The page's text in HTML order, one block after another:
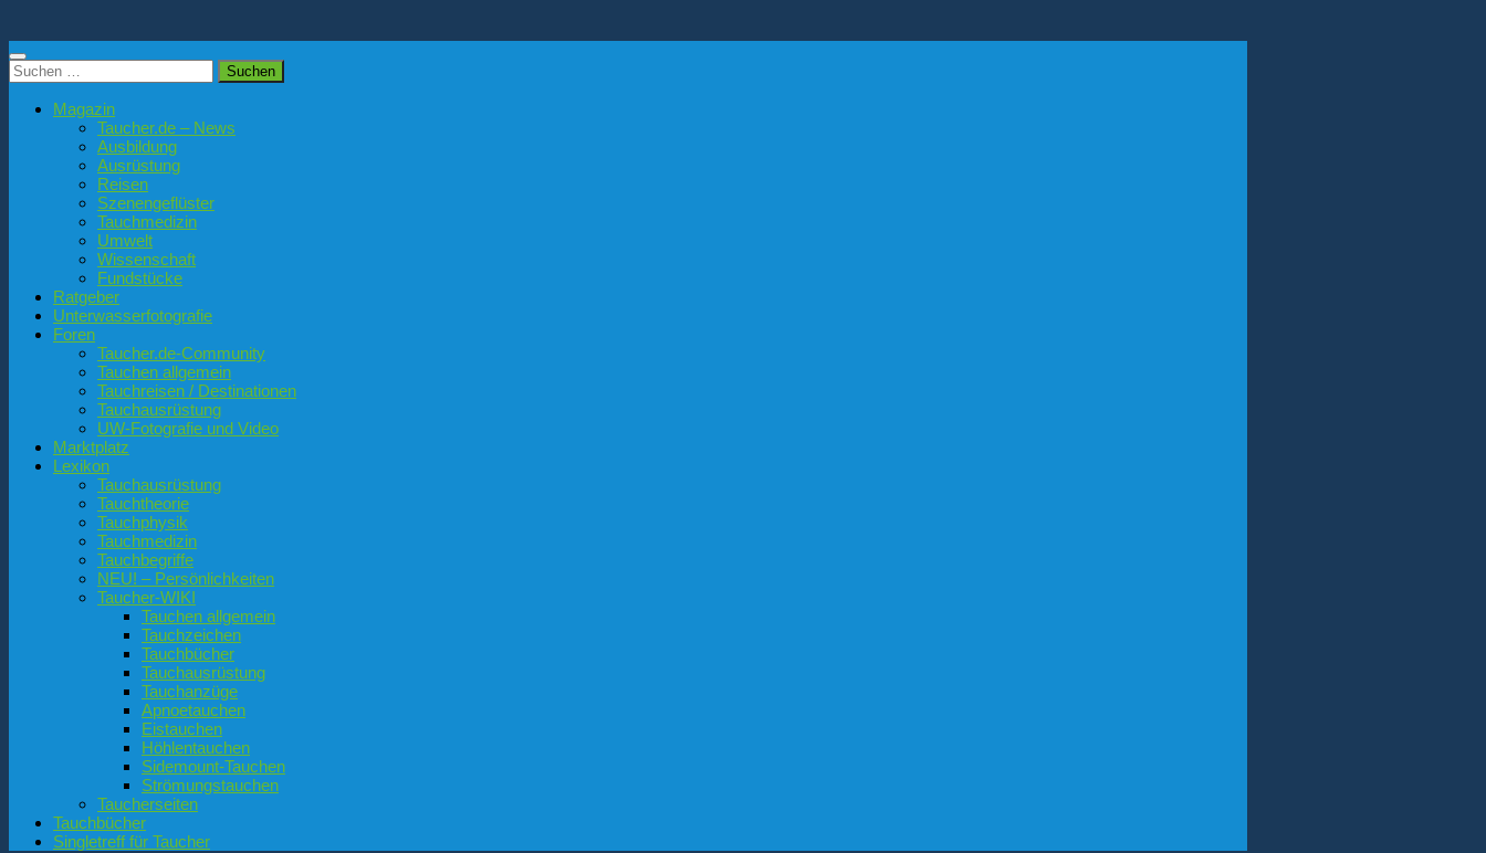
Suchen
nach:
Magazin
Taucher.de – News
Ausbildung
Ausrüstung
Reisen
Szenengeflüster
Tauchmedizin
Umwelt
Wissenschaft
Fundstücke
Ratgeber
Unterwasserfotografie
Foren
Taucher.de-Community
Tauchen allgemein
Tauchreisen / Destinationen
Tauchausrüstung
UW-Fotografie und Video
Marktplatz
Lexikon
Tauchausrüstung
Tauchtheorie
Tauchphysik
Tauchmedizin
Tauchbegriffe
NEU! – Persönlichkeiten
Taucher-WIKI
Tauchen allgemein
Tauchzeichen
Tauchbücher
Tauchausrüstung
Tauchanzüge
Apnoetauchen
Eistauchen
Höhlentauchen
Sidemount-Tauchen
Strömungstauchen
Taucherseiten
Tauchbücher
Singletreff für Taucher